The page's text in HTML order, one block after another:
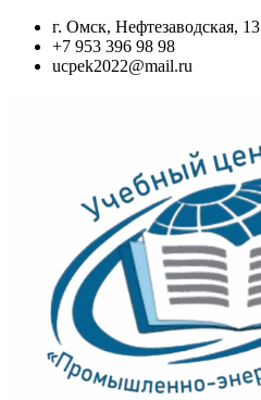
Перейти
содержимому
г. Омск, Нефтезаводская, 13
+7 953 396 98 98
ucpek2022@mail.ru